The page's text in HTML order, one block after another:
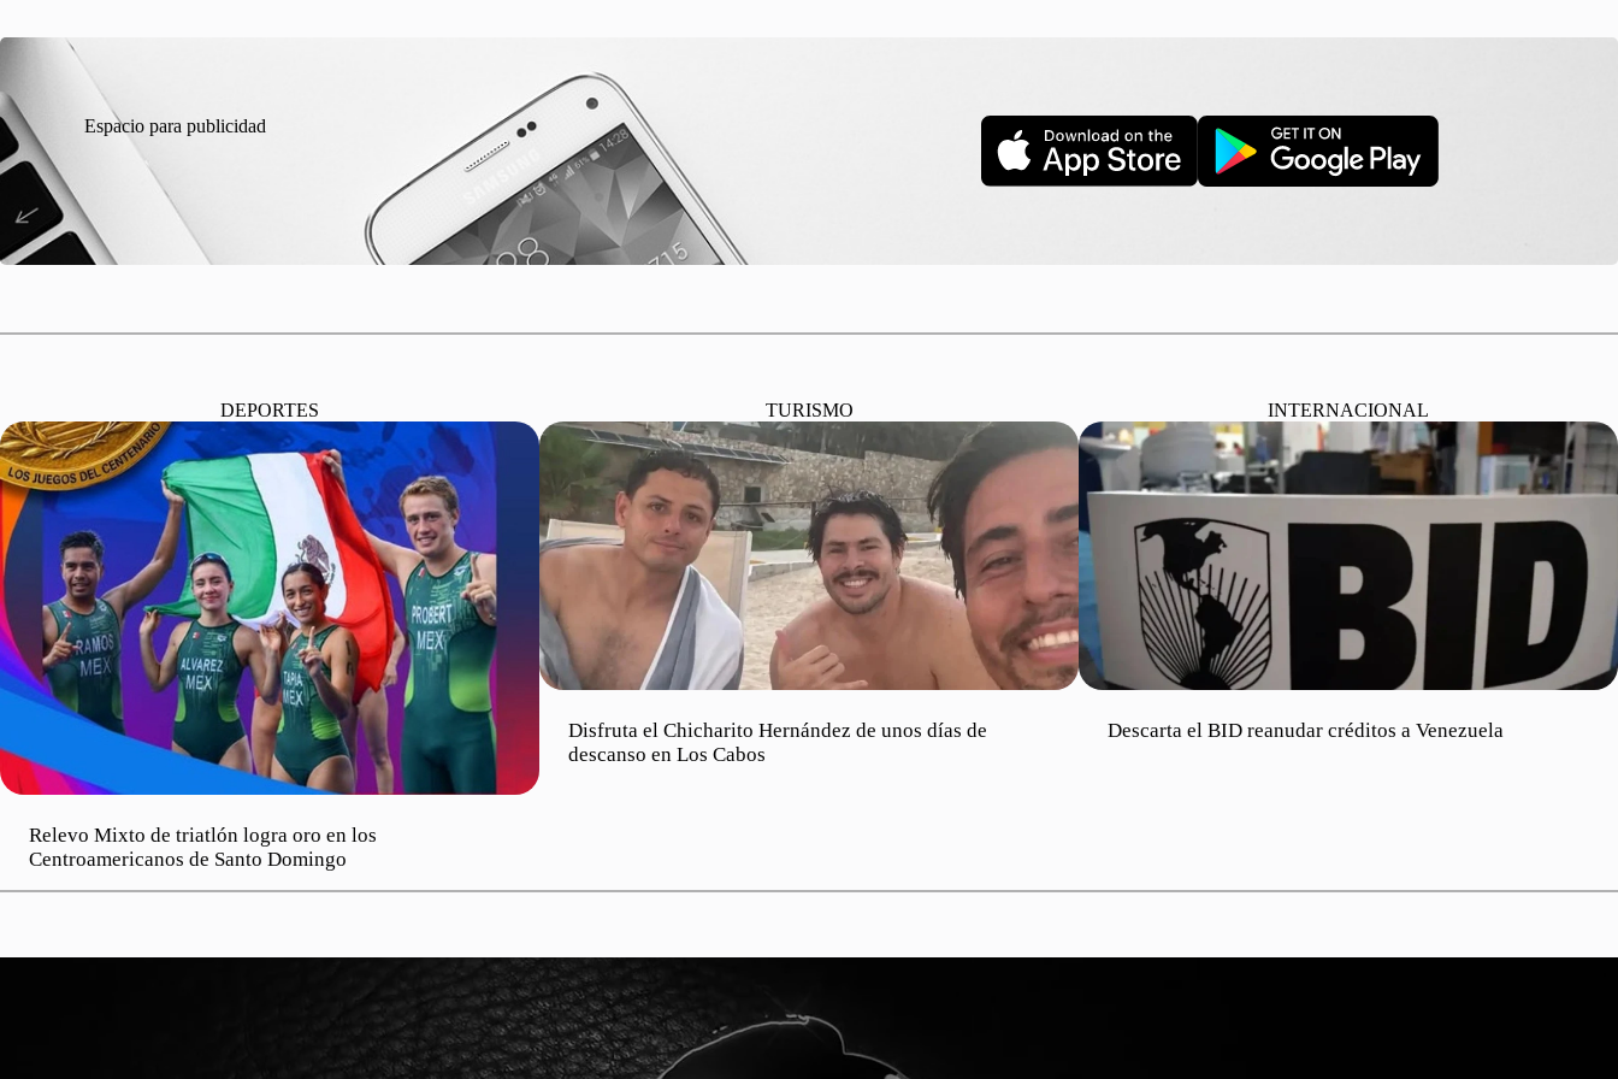
Espacio para publicidad
DEPORTES
Relevo Mixto de triatlón logra oro en los
Centroamericanos de Santo Domingo
TURISMO
Disfruta el Chicharito Hernández de unos días de
descanso en Los Cabos
INTERNACIONAL
Descarta el BID reanudar créditos a Venezuela